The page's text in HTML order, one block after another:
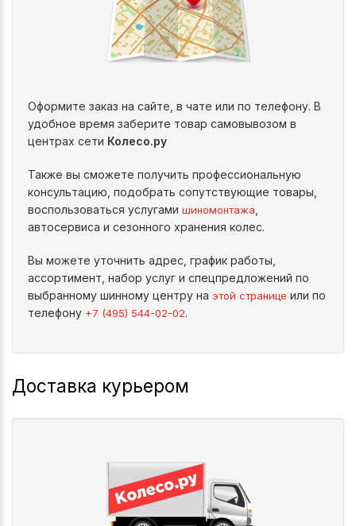
Оформите заказ на сайте, в чате или по телефону. В
удобное время заберите товар самовывозом в
центрах сети Колесо.ру
Также вы сможете получить профессиональную
консультацию, подобрать сопутствующие товары,
воспользоваться услугами шиномонтажа
автосервиса и сезонного хранения колес.
Вы можете уточнить адрес, график работы,
ассортимент, набор услуг и спецпредложений по
выбранному шинному центру на этой странице или по
телефону +7 (495) 544-02-02.
Доставка курьером